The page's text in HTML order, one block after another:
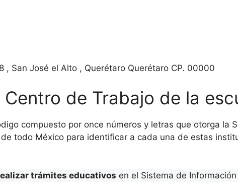
, San José el Alto , Querétaro Querétaro CP. 00000
Centro de Trabajo de la
compuesto por once números y letras que otorga la
todo México para identificar a cada una de estas
trámites educativos en el Sistema de